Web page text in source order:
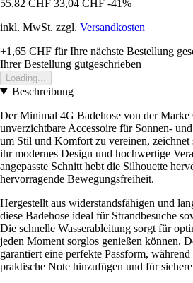
55,82 CHF 33,04 CHF -41%
inkl. MwSt. zzgl. Versandkosten
+1,65 CHF für Ihre nächste Bestellung
Ihrer Bestellung gutgeschrieben
Loading...
Beschreibung
Der Minimal 4G Badehose von der Marke
unverzichtbare Accessoire für Sonnen-
um Stil und Komfort zu vereinen, zeichnet
ihr modernes Design und hochwertige
angepasste Schnitt hebt die Silhouette
hervorragende Bewegungsfreiheit.
Hergestellt aus widerstandsfähigen und
diese Badehose ideal für Strandbesuche
Die schnelle Wasserableitung sorgt für
jeden Moment sorglos genießen können.
garantiert eine perfekte Passform,
praktische Note hinzufügen und für